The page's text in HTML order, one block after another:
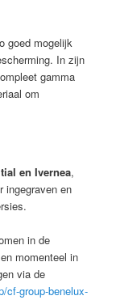
goed mogelijk
In zijn
gamma
om
en Ivernea,
ingegraven en
in de
momenteel in
via de
cf-group-benelux-